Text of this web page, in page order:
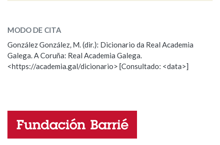
OUTRAS OPCIÓNS DE BUSCA
Pertence a
ESCOLLE UNHA OPCIÓN:
Observación Hai un erro na palabra
Propoño mellorar a definición
Nome
MODO DE CITA
González González, M. (dir.): Dicionario da Real Academia
Galega. A Coruña: Real Academia Galega.
<https://academia.gal/dicionario> [Consultado: <data>]